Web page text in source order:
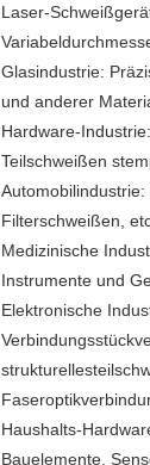
Laser-
Glasindustrie:
und anderer
Hardware-
Teilschweißen
Filterschweißen,
Medizinische
Instrumente und
Elektronische
Haushalts-
Bauelemente,